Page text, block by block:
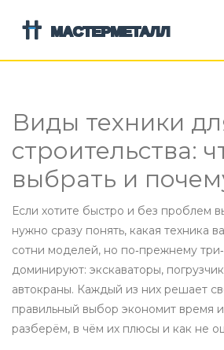
Виды техники
строительства:
выбрать и
Если хотите быстро и без проблем
нужно сразу понять, какая техника
сотни моделей, но по‑прежнему
доминируют: экскаваторы,
автокраны. Каждый из них решает
правильный выбор экономит время
разберём, в чём их плюсы и как не